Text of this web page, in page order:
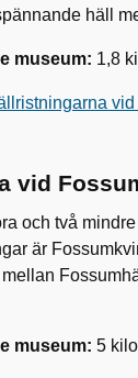
häll
museum: 1,8
vid
och två
är
museum: 5